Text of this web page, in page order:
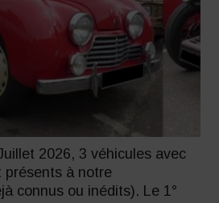
2026, 3 véhicules avec
présents à notre
connus ou inédits). Le 1°